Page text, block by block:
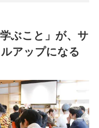
ぶこと」が、サ
アップになる